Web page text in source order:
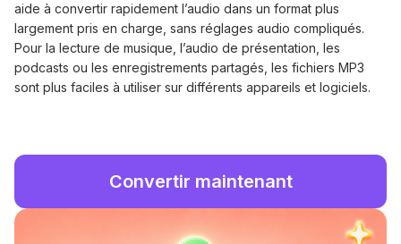
aide à convertir rapidement l’audio dans un format plus
largement pris en charge, sans réglages audio compliqués.
Pour la lecture de musique, l’audio de présentation, les
podcasts ou les enregistrements partagés, les fichiers MP3
sont plus faciles à utiliser sur différents appareils et logiciels.
Convertir maintenant